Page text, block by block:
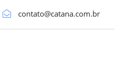
contato@catana.com.br